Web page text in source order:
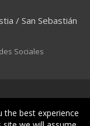
/ San Sebastián
Sociales
the best experience